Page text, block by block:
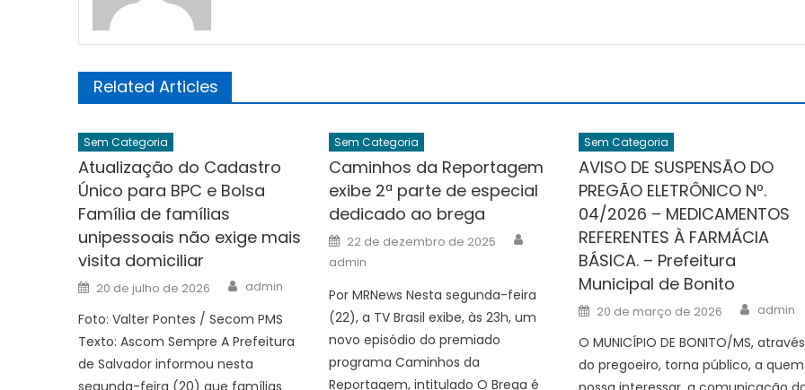
Related Articles
Sem Categoria
Atualização do Cadastro
Único para BPC e Bolsa
Família de famílias
unipessoais não exige mais
visita domiciliar
Posted
on
20 de julho de 2026 Author
admin
Foto: Valter Pontes / Secom PMS
Texto: Ascom Sempre A Prefeitura
de Salvador informou nesta
segunda-feira (20) que famílias
Sem Categoria
Caminhos da Reportagem
exibe 2ª parte de especial
dedicado ao brega
Posted
on
22 de dezembro de 2025
admin
Por MRNews Nesta segunda-feira
(22), a TV Brasil exibe, às 23h, um
novo episódio do premiado
programa Caminhos da
Reportagem, intitulado O Brega é
Sem Categoria
AVISO DE SUSPENSÃO DO
PREGÃO ELETRÔNICO Nº.
04/2026 – MEDICAMENTOS
REFERENTES À FARMÁCIA
BÁSICA. – Prefeitura
Municipal de Bonito
Posted
on
20 de março de 2026 Author
admin
O MUNICÍPIO DE BONITO/MS, através
do pregoeiro, torna público, a quem